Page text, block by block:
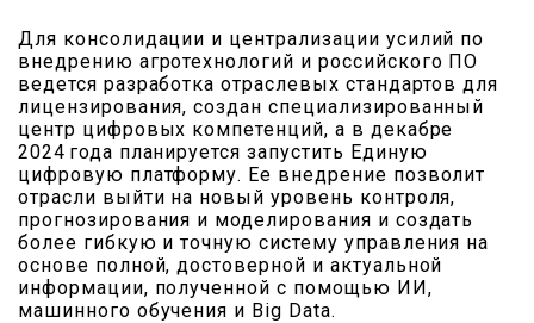
Для консолидации и централизации усилий по
внедрению агротехнологий и российского ПО
ведется разработка отраслевых стандартов для
лицензирования, создан специализированный
центр цифровых компетенций, а в декабре
2024 года планируется запустить Единую
цифровую платформу. Ее внедрение позволит
отрасли выйти на новый уровень контроля,
прогнозирования и моделирования и создать
более гибкую и точную систему управления на
основе полной, достоверной и актуальной
информации, полученной с помощью ИИ,
машинного обучения и Big Data.